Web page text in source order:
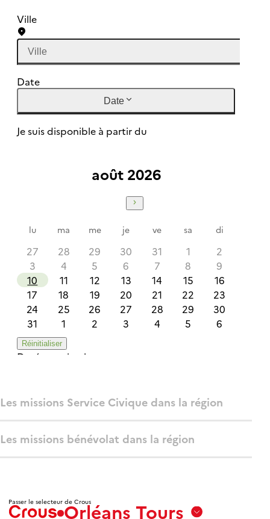
Les missions Service Civique dans la région
Les missions bénévolat dans la région
Passer le selecteur de CrousOrléans Tours